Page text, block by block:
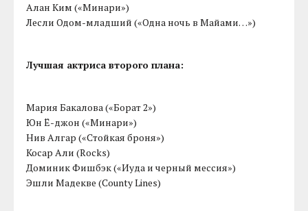
Алан Ким («Минари»)
Лесли Одом-младший («Одна ночь в Майами…»)
Лучшая актриса второго плана:
Мария Бакалова («Борат 2»)
Юн Ё-джон («Минари»)
Нив Алгар («Стойкая броня»)
Косар Али (Rocks)
Доминик Фишбэк («Иуда и черный мессия»)
Эшли Мадекве (County Lines)